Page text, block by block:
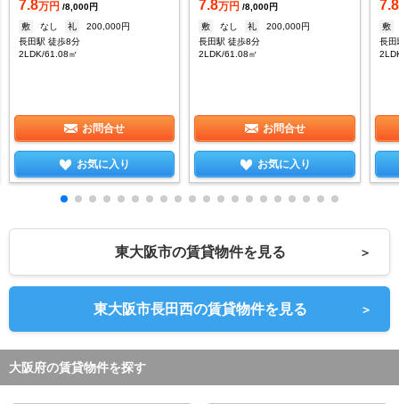
7.8万円 /8,000円
敷
なし 礼
200,000円
長田駅 徒歩8分
2LDK/61.08㎡
お問合せ
お気に入り
7.8万円 /8,000円
敷
なし 礼
200,000円
長田駅 徒歩8分
2LDK/61.08㎡
お問合せ
お気に入り
7.8
敷
長田
東大阪市の賃貸物件を見る ＞
東大阪市長田西の賃貸物件を見る ＞
大阪府の賃貸物件を探す